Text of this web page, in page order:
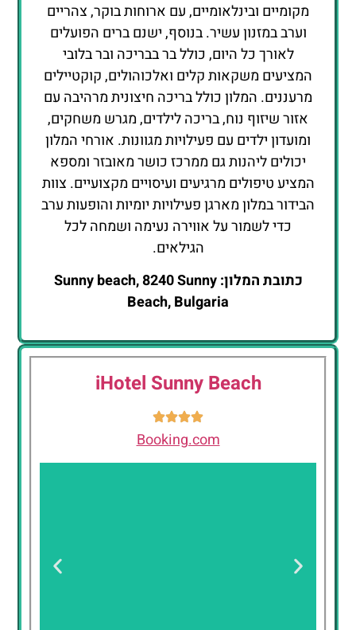
מקומיים ובינלאומיים, עם ארוחות בוקר, צהריים
וערב במזנון עשיר. בנוסף, ישנם ברים הפועלים
לאורך כל היום, כולל בר בבריכה ובר בלובי
המציעים משקאות קלים ואלכוהולים, קוקטיילים
מרעננים. המלון כולל בריכה חיצונית מרהיבה עם
אזור שיזוף נוח, בריכה לילדים, מגרש משחקים,
ומועדון ילדים עם פעילויות מגוונות. אורחי המלון
יכולים ליהנות גם ממרכז כושר מאובזר ומספא
המציע טיפולים מרגיעים ועיסויים מקצועיים. צוות
הבידור במלון מארגן פעילויות יומיות והופעות ערב
כדי לשמור על אווירה נעימה ושמחה לכל
הגילאים.
כתובת המלון: Sunny beach, 8240 Sunny
Beach, Bulgaria
iHotel Sunny Beach
Booking.com